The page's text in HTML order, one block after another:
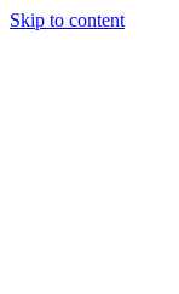
Skip to content